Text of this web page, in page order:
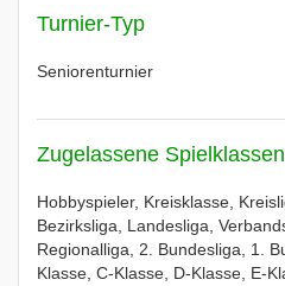
Turnier-Typ
Seniorenturnier
Zugelassene Spielklassen
Hobbyspieler, Kreisklasse,
Bezirksliga, Landesliga,
Regionalliga, 2. Bundesliga, 1.
Klasse, C-Klasse, D-Klasse, E-